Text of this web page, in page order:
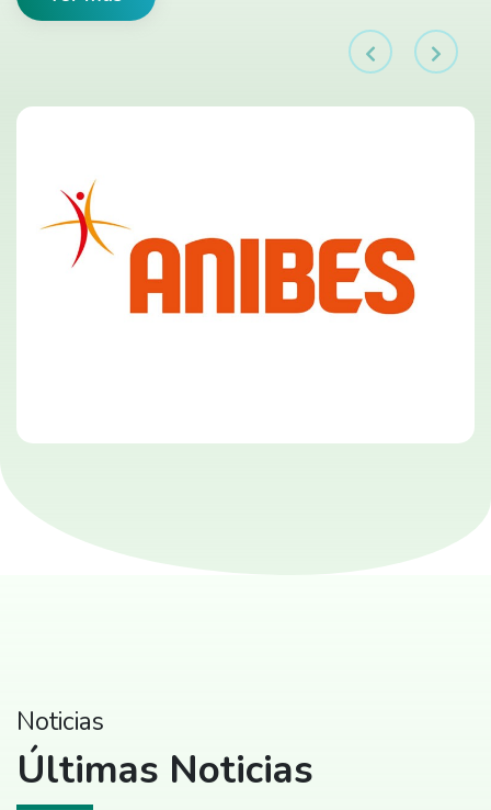
Noticias
Últimas Noticias